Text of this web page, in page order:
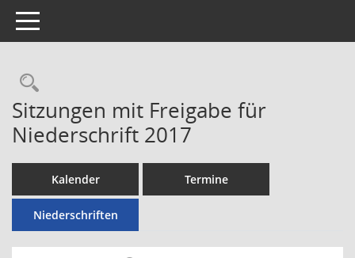
Toggle navigation
Rechercheauswahl
Sitzungen mit Freigabe für
Niederschrift 2017
Kalender Termine
Niederschriften